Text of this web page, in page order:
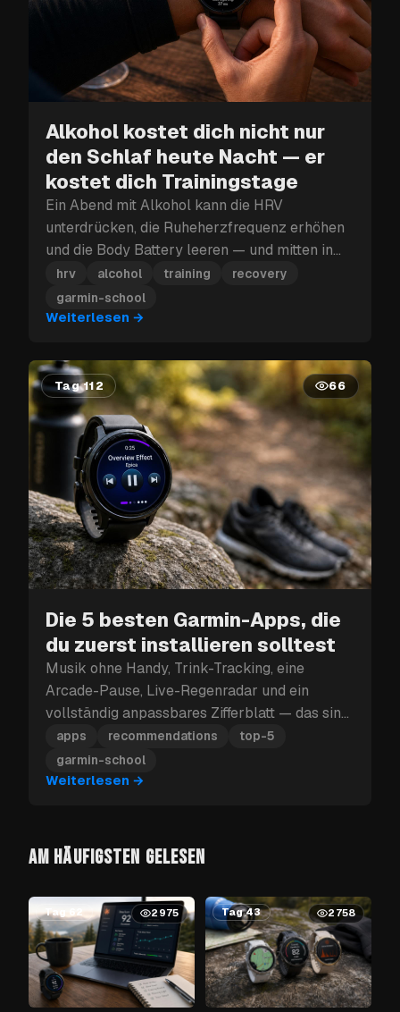
Alkohol kostet dich nicht nur
den Schlaf heute Nacht — er
kostet dich Trainingstage
Ein Abend mit Alkohol kann die HRV
unterdrücken, die Ruheherzfrequenz erhöhen
und die Body Battery leeren — und mitten in
einem Trainingsblock kann dieser
Erholungsverlust mehr kosten als nur den
nächsten Tag.
hrv alcohol training
recovery
garmin-school
Weiterlesen →
Tag 112 66
Die 5 besten Garmin-Apps, die
du zuerst installieren solltest
Musik ohne Handy, Trink-Tracking, eine
Arcade-Pause, Live-Regenradar und ein
vollständig anpassbares Zifferblatt — das sind
die fünf Garmin-Apps, die du zuerst
installieren solltest.
apps recommendations
top-5
garmin-school
Weiterlesen →
AM HÄUFIGSTEN GELESEN
Tag 62 2975 Tag 43 2758